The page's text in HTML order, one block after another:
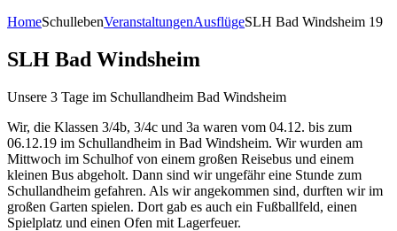
HomeSchullebenVeranstaltungenAusflügeSLH Bad Windsheim 19
SLH Bad Windsheim
Unsere 3 Tage im Schullandheim Bad Windsheim
Wir, die Klassen 3/4b, 3/4c und 3a waren vom 04.12. bis zum
06.12.19 im Schullandheim in Bad Windsheim. Wir wurden am
Mittwoch im Schulhof von einem großen Reisebus und einem
kleinen Bus abgeholt. Dann sind wir ungefähr eine Stunde zum
Schullandheim gefahren. Als wir angekommen sind, durften wir im
großen Garten spielen. Dort gab es auch ein Fußballfeld, einen
Spielplatz und einen Ofen mit Lagerfeuer.